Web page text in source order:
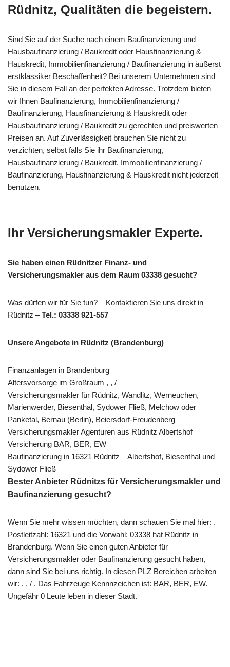
Rüdnitz, Qualitäten die begeistern.
Sind Sie auf der Suche nach einem Baufinanzierung und
Hausbaufinanzierung / Baukredit oder Hausfinanzierung &
Hauskredit, Immobilienfinanzierung / Baufinanzierung in äußerst
erstklassiker Beschaffenheit? Bei unserem Unternehmen sind
Sie in diesem Fall an der perfekten Adresse. Trotzdem bieten
wir Ihnen Baufinanzierung, Immobilienfinanzierung /
Baufinanzierung, Hausfinanzierung & Hauskredit oder
Hausbaufinanzierung / Baukredit zu gerechten und preiswerten
Preisen an. Auf Zuverlässigkeit brauchen Sie nicht zu
verzichten, selbst falls Sie ihr Baufinanzierung,
Hausbaufinanzierung / Baukredit, Immobilienfinanzierung /
Baufinanzierung, Hausfinanzierung & Hauskredit nicht jederzeit
benutzen.
Ihr Versicherungsmakler Experte.
Sie haben einen Rüdnitzer Finanz- und
Versicherungsmakler aus dem Raum 03338 gesucht?
Was dürfen wir für Sie tun? – Kontaktieren Sie uns direkt in
Rüdnitz –Tel.: 03338 921-557
Unsere Angebote in Rüdnitz (Brandenburg)
Finanzanlagen in Brandenburg
Altersvorsorge im Großraum , , /
Versicherungsmakler für Rüdnitz, Wandlitz, Werneuchen,
Marienwerder, Biesenthal, Sydower Fließ, Melchow oder
Panketal, Bernau (Berlin), Beiersdorf-Freudenberg
Versicherungsmakler Agenturen aus Rüdnitz Albertshof
Versicherung BAR, BER, EW
Baufinanzierung in 16321 Rüdnitz – Albertshof, Biesenthal und
Sydower Fließ
Bester Anbieter Rüdnitzs für Versicherungsmakler und
Baufinanzierung gesucht?
Wenn Sie mehr wissen möchten, dann schauen Sie mal hier: .
Postleitzahl: 16321 und die Vorwahl: 03338 hat Rüdnitz in
Brandenburg. Wenn Sie einen guten Anbieter für
Versicherungsmakler oder Baufinanzierung gesucht haben,
dann sind Sie bei uns richtig. In diesen PLZ Bereichen arbeiten
wir: , , / . Das Fahrzeuge Kennnzeichen ist: BAR, BER, EW.
Ungefähr 0 Leute leben in dieser Stadt.